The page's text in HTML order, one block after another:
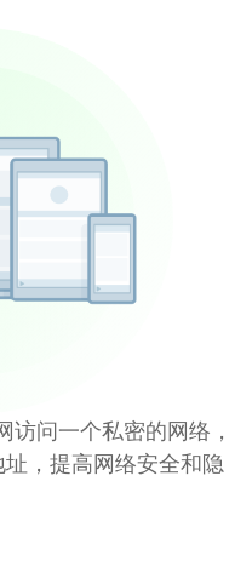
问一个私密的网络，
，提高网络安全和隐